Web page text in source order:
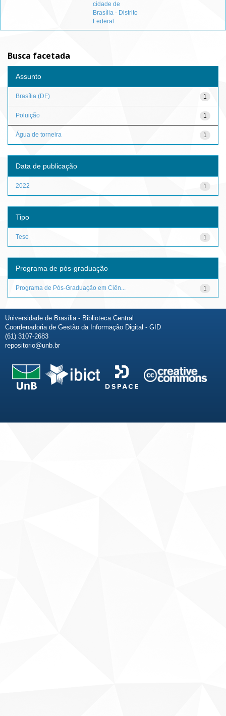
cidade de
Brasília - Distrito
Federal
Busca facetada
Assunto
1
Brasília (DF)
1
Poluição
1
Água de torneira
Data de publicação
1
2022
Tipo
1
Tese
Programa de pós-graduação
1
Programa de Pós-Graduação em Ciên...
Universidade de Brasília - Biblioteca Central
Coordenadoria de Gestão da Informação Digital - GID
(61) 3107-2683
repositorio@unb.br